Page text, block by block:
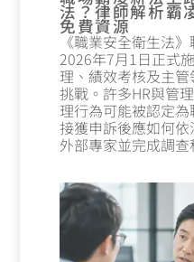
法？律師解析霸
免費資源
《職業安全衛生法
2026年7月1日正式
理、績效考核及主
挑戰。許多HR與管
理行為可能被認定
接獲申訴後應如何
外部專家並完成調